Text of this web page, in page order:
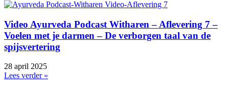
Video Ayurveda Podcast Witharen – Aflevering 7 –
Voelen met je darmen – De verborgen taal van de
spijsvertering
28 april 2025
Lees verder »